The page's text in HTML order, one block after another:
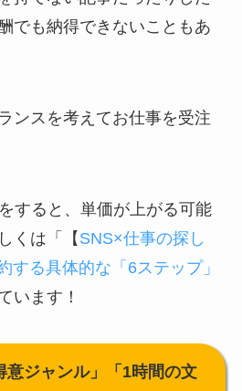
でも納得できないこともあ
ンスを考えてお仕事を受注
すると、単価が上がる可能
くは「【SNS×仕事の探し
する具体的な「6ステップ」
います！
意ジャンル」「1時間の文